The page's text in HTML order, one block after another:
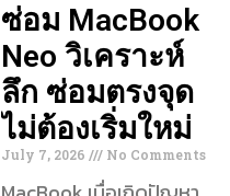
ซ่อม MacBook
Neo วิเคราะห์
ลึก ซ่อมตรงจุด
ไม่ต้องเริ่มใหม่
July 7, 2026 No Comments